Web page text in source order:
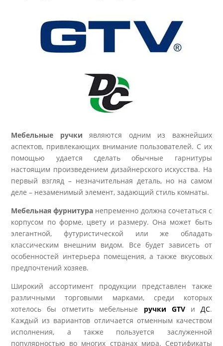
Мебельные ручки являются одним из важнейших
аспектов, привлекающих внимание пользователей. С их
помощью удается сделать обычные гарнитуры
настоящим произведением дизайнерского искусства. На
первый взгляд – незначительная деталь, но на самом
деле – незаменимый элемент, задающий стиль комнаты.
Мебельная фурнитура непременно должна сочетаться с
корпусом по форме, цвету и размеру. Она может быть
элегантной, футуристической или же обладать
классическим внешним видом. Все будет зависеть от
особенностей интерьера помещения, а также вкусовых
предпочтений хозяев.
Широкий ассортимент продукции представлен также
различными торговыми марками, среди которых
хотелось бы отметить мебельные ручки GTV и ДС.
Каждый из вариантов отличается отменным качеством
исполнения, а также пользуется заслуженной
популярностью во многих странах мира. Сертификаты